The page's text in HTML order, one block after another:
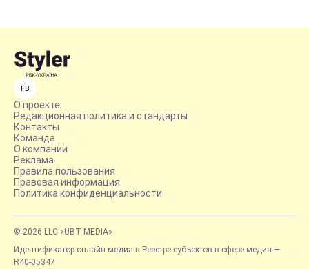
FB
О проекте
Редакционная политика и стандарты
Контакты
Команда
О компании
Реклама
Правила пользования
Правовая информация
Политика конфиденциальности
© 2026 LLC «UBT MEDIA»
Идентификатор онлайн-медиа в Реестре субъектов в сфере медиа —
R40-05347